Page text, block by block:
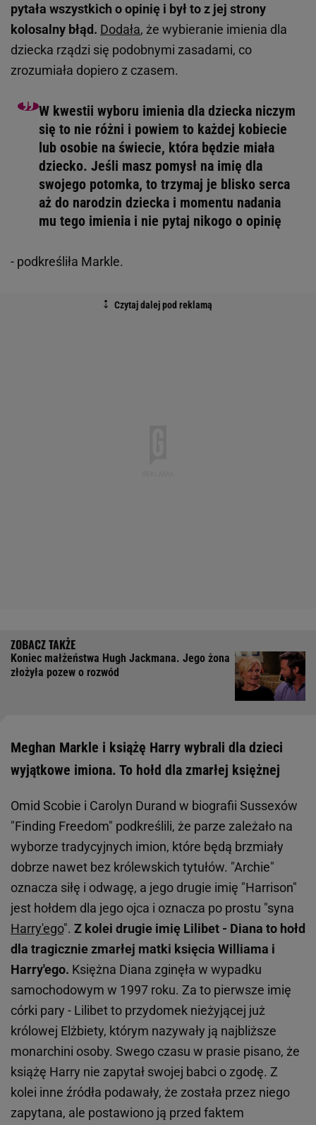
pytała wszystkich o opinię i był to z jej strony
kolosalny błąd. Dodała, że wybieranie imienia dla
dziecka rządzi się podobnymi zasadami, co
zrozumiała dopiero z czasem.
W kwestii wyboru imienia dla dziecka niczym
się to nie różni i powiem to każdej kobiecie
lub osobie na świecie, która będzie miała
dziecko. Jeśli masz pomysł na imię dla
swojego potomka, to trzymaj je blisko serca
aż do narodzin dziecka i momentu nadania
mu tego imienia i nie pytaj nikogo o opinię
- podkreśliła Markle.
Koniec małżeństwa Hugh Jackmana. Jego żona
złożyła pozew o rozwód
Meghan Markle i książę Harry wybrali dla dzieci
wyjątkowe imiona. To hołd dla zmarłej księżnej
Omid Scobie i Carolyn Durand w biografii Sussexów
"Finding Freedom" podkreślili, że parze zależało na
wyborze tradycyjnych imion, które będą brzmiały
dobrze nawet bez królewskich tytułów. "Archie"
oznacza siłę i odwagę, a jego drugie imię "Harrison"
jest hołdem dla jego ojca i oznacza po prostu "syna
Harry'ego". Z kolei drugie imię Lilibet - Diana to hołd
dla tragicznie zmarłej matki księcia Williama i
Harry'ego. Księżna Diana zginęła w wypadku
samochodowym w 1997 roku. Za to pierwsze imię
córki pary - Lilibet to przydomek nieżyjącej już
królowej Elżbiety, którym nazywały ją najbliższe
monarchini osoby. Swego czasu w prasie pisano, że
książę Harry nie zapytał swojej babci o zgodę. Z
kolei inne źródła podawały, że została przez niego
zapytana, ale postawiono ją przed faktem